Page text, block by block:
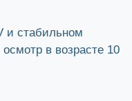
и стабильном
в возрасте 10